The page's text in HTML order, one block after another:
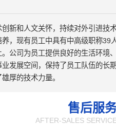
新和人文关怀，持续对外引进技
养，现有员工中具有中高级职称39
公司为员工提供良好的生活环境
发展空间，保持了员工队伍的长
厚的技术力量。
售后服
AFTER-SALES